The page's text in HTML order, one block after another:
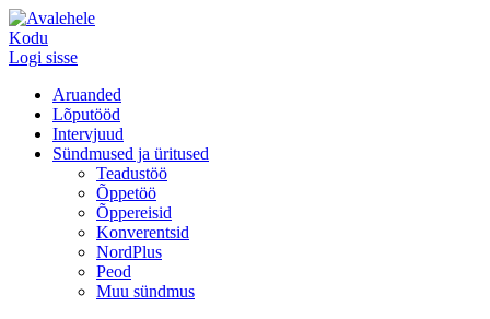
Kodu
Logi sisse
Aruanded
Lõputööd
Intervjuud
Sündmused ja üritused
Teadustöö
Õppetöö
Õppereisid
Konverentsid
NordPlus
Peod
Muu sündmus